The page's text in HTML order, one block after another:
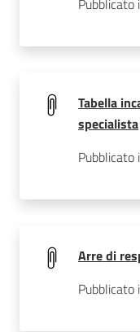
Tabella
specialista
Arre di